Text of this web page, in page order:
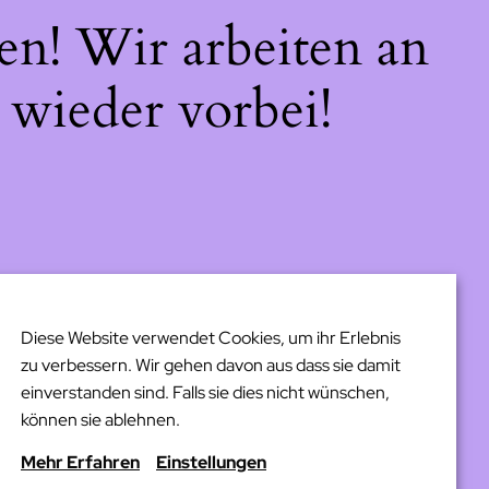
Wir arbeiten an
vorbei!
Diese Website verwendet Cookies, um ihr Erlebnis
zu verbessern. Wir gehen davon aus dass sie damit
einverstanden sind. Falls sie dies nicht wünschen,
können sie ablehnen.
Mehr Erfahren
Einstellungen